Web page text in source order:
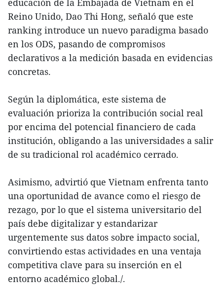
educación de la Embajada de Vietnam en el
Reino Unido, Dao Thi Hong, señaló que este
ranking introduce un nuevo paradigma basado
en los ODS, pasando de compromisos
declarativos a la medición basada en evidencias
concretas.
Según la diplomática, este sistema de
evaluación prioriza la contribución social real
por encima del potencial financiero de cada
institución, obligando a las universidades a salir
de su tradicional rol académico cerrado.
Asimismo, advirtió que Vietnam enfrenta tanto
una oportunidad de avance como el riesgo de
rezago, por lo que el sistema universitario del
país debe digitalizar y estandarizar
urgentemente sus datos sobre impacto social,
convirtiendo estas actividades en una ventaja
competitiva clave para su inserción en el
entorno académico global./.